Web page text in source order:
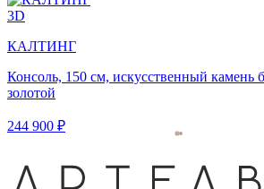
3D
КАЛТИНГ
Консоль, 150 см, искусственный камень
золотой
244 900 ₽